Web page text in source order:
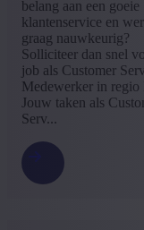
belang aan een goeie
klantenservice en
graag nauwkeurig?
Solliciteer dan snel
job als Customer
Medewerker in regio
Jouw taken als
Serv...